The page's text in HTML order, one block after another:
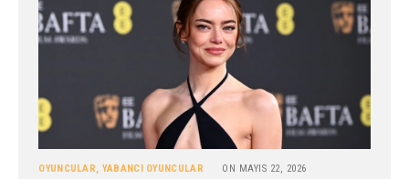
OYUNCULAR, YABANCI OYUNCULAR ON MAYIS 22, 2026